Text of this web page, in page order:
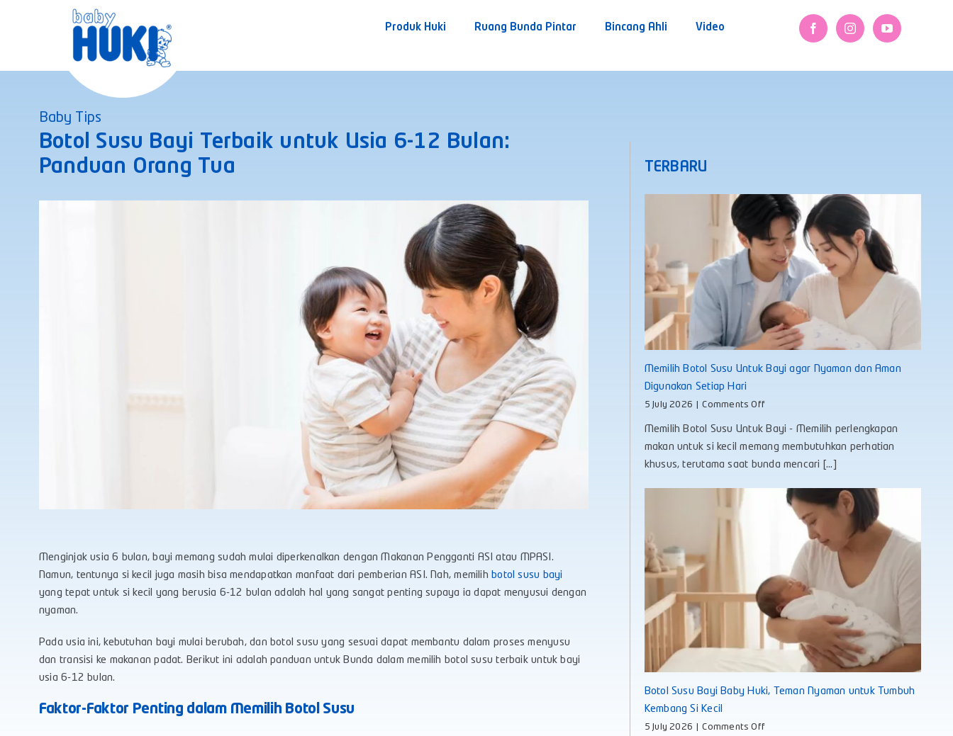
Produk Huki Ruang Bunda Pintar Bincang Ahli Video
Baby Tips
Botol Susu Bayi Terbaik untuk Usia 6-12 Bulan:
Panduan Orang Tua
Menginjak usia 6 bulan, bayi memang sudah mulai diperkenalkan dengan Makanan Pengganti ASI atau MPASI.
Namun, tentunya si kecil juga masih bisa mendapatkan manfaat dari pemberian ASI. Nah, memilih botol susu bayi
yang tepat untuk si kecil yang berusia 6-12 bulan adalah hal yang sangat penting supaya ia dapat menyusui dengan
nyaman.
Pada usia ini, kebutuhan bayi mulai berubah, dan botol susu yang sesuai dapat membantu dalam proses menyusu
dan transisi ke makanan padat. Berikut ini adalah panduan untuk Bunda dalam memilih botol susu terbaik untuk bayi
usia 6-12 bulan.
Faktor-Faktor Penting dalam Memilih Botol Susu
TERBARU
Memilih Botol Susu Untuk Bayi agar Nyaman dan Aman
Digunakan Setiap Hari
5 July 2026 Comments Offon
Botol
Susu
Nyaman
Memilih Botol Susu Untuk Bayi - Memilih perlengkapan
makan untuk si kecil memang membutuhkan perhatian
khusus, terutama saat bunda mencari [...]
Botol Susu Bayi Baby Huki, Teman Nyaman untuk Tumbuh
Kembang Si Kecil
5 July 2026 Comments Offon